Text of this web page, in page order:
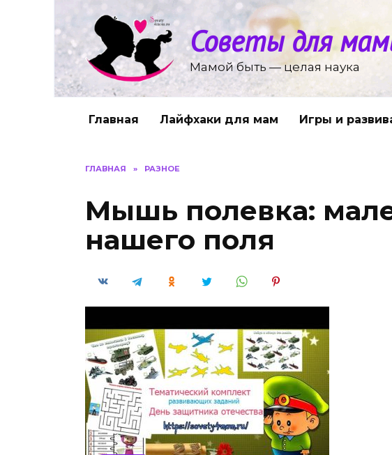
содержанию
Советы для
Мамой быть — целая наука
Главная Лайфхаки для мам Игры и
ГЛАВНАЯ » РАЗНОЕ
Мышь полевка:
нашего поля